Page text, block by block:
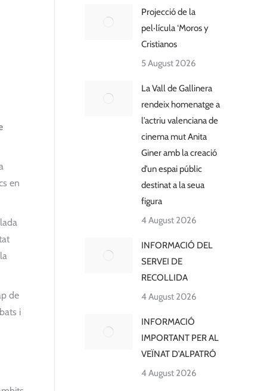
en
de
i
Projecció de la
pel·lícula ‘Moros y
Cristianos
5 August 2026
La Vall de Gallinera
rendeix homenatge a
l’actriu valenciana de
cinema mut Anita
Giner amb la creació
d’un espai públic
destinat a la seua
figura
4 August 2026
INFORMACIÓ DEL
SERVEI DE
RECOLLIDA
4 August 2026
INFORMACIÓ
IMPORTANT PER AL
VEÏNAT D’ALPATRÓ
4 August 2026